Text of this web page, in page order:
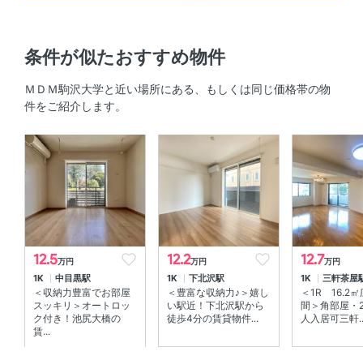
セキュリティ
オートロック 、 防犯カメラ 、 ＴＶモニタ付きインターホ
ン
室内設備
エアコン 、 室内洗濯機置場
部屋の特徴
シューズインクローゼット
共用部
条件が似たおすすめ物件
ＭＤＭ駒沢大学と近い場所にある、もしくは同じ価格帯の物
件をご紹介します。
12.5万円
1K 中目黒駅
＜収納力豊富でお部屋
スッキリ＞オートロッ
ク付き！池尻大橋の
賃...
12.2万円
1K 下北沢駅
＜豊富な収納力♪＞嬉し
い駅近！下北沢駅から
徒歩4分の賃貸物件...
12.7万円
1K 三軒茶屋
＜1R 16.2㎡
間＞角部屋・
人入居可三軒